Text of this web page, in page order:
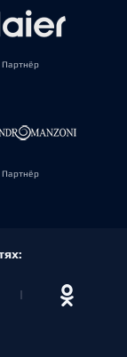
Партнёр
Партнёр